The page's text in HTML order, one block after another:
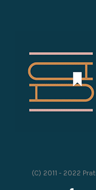
(C) 2011 - 2022